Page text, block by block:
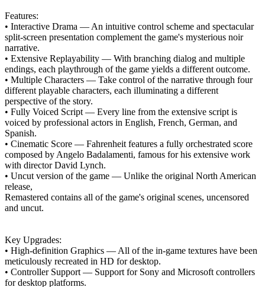
Features:
• Interactive Drama — An intuitive control scheme and spectacular
split-screen presentation complement the game's mysterious noir
narrative.
• Extensive Replayability — With branching dialog and multiple
endings, each playthrough of the game yields a different outcome.
• Multiple Characters — Take control of the narrative through four
different playable characters, each illuminating a different
perspective of the story.
• Fully Voiced Script — Every line from the extensive script is
voiced by professional actors in English, French, German, and
Spanish.
• Cinematic Score — Fahrenheit features a fully orchestrated score
composed by Angelo Badalamenti, famous for his extensive work
with director David Lynch.
• Uncut version of the game — Unlike the original North American
release,
Remastered contains all of the game's original scenes, uncensored
and uncut.
Key Upgrades:
• High-definition Graphics — All of the in-game textures have been
meticulously recreated in HD for desktop.
• Controller Support — Support for Sony and Microsoft controllers
for desktop platforms.